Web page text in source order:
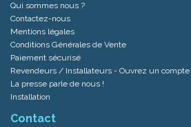
Qui sommes nous ?
Contactez-nous
Mentions légales
Conditions Générales de Vente
Paiement sécurisé
Revendeurs / Installateurs - Ouvrez un compte
La presse parle de nous !
Installation
Contact